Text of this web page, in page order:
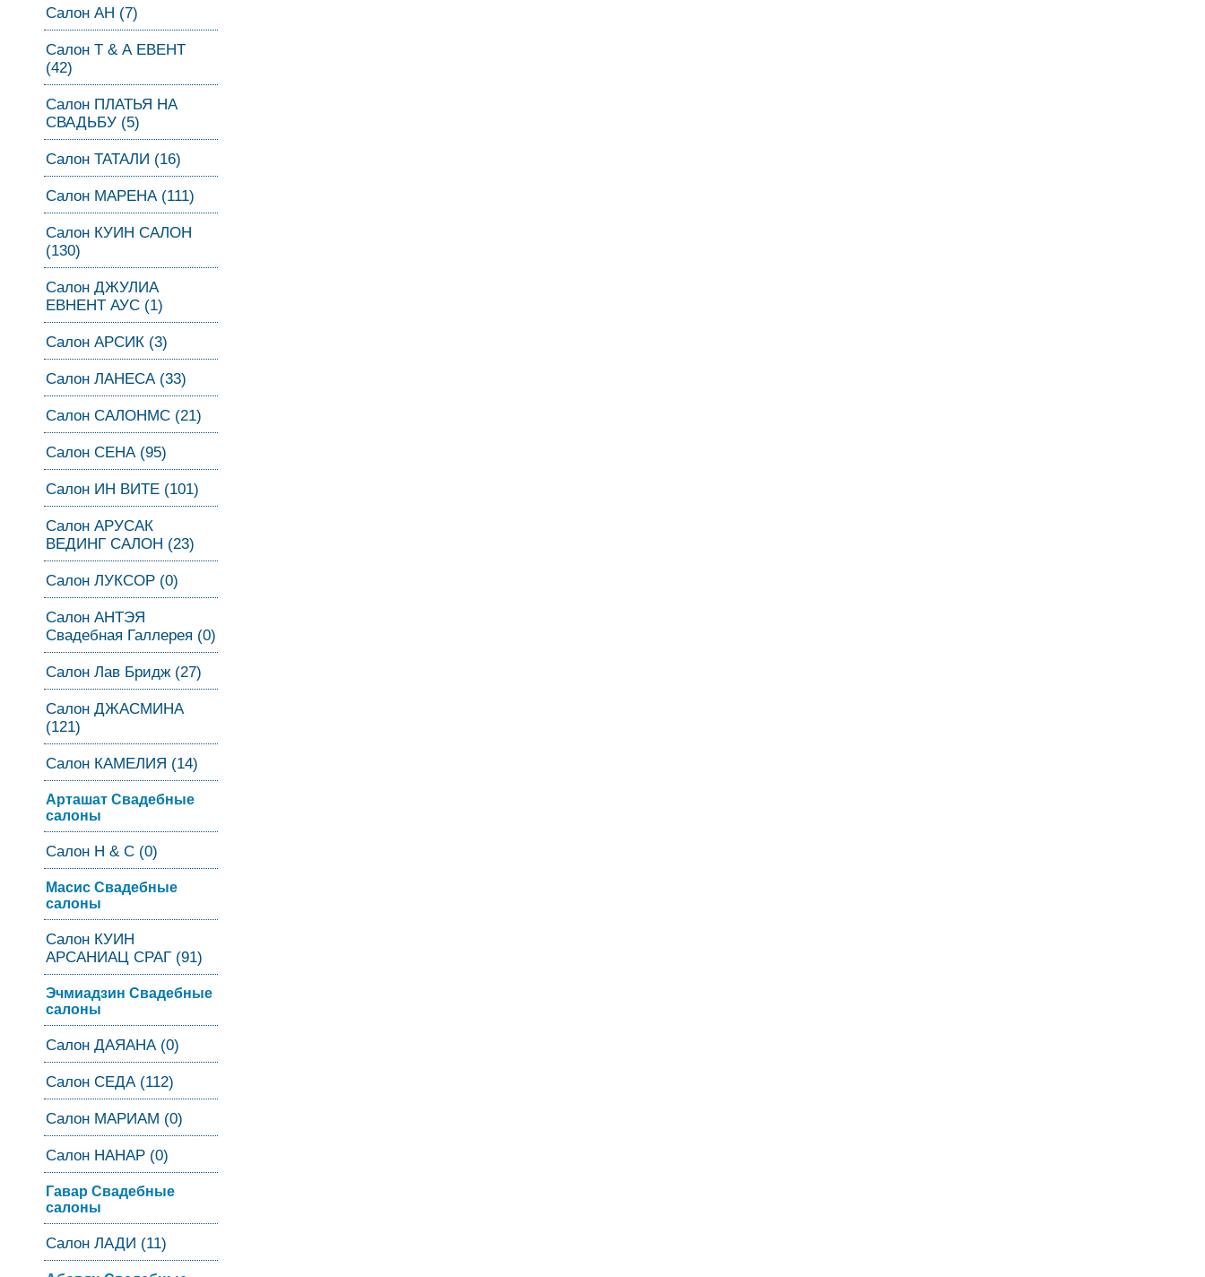
Салон АН (7)
Салон Т & А ЕВЕНТ
(42)
Салон ПЛАТЬЯ НА
СВАДЬБУ (5)
Салон ТАТАЛИ (16)
Салон МАРЕНА (111)
Салон КУИН САЛОН
(130)
Салон ДЖУЛИА
ЕВНЕНТ АУС (1)
Салон АРСИК (3)
Салон ЛАНЕСА (33)
Салон САЛОНМС (21)
Салон СЕНА (95)
Салон ИН ВИТЕ (101)
Салон АРУСАК
ВЕДИНГ САЛОН (23)
Салон ЛУКСОР (0)
Салон АНТЭЯ
Свадебная Галлерея (0)
Салон Лав Бридж (27)
Салон ДЖАСМИНА
(121)
Салон КАМЕЛИЯ (14)
Арташат Свадебные
салоны
Салон Н & С (0)
Масис Свадебные
салоны
Салон КУИН
АРСАНИАЦ СРАГ (91)
Эчмиадзин Свадебные
салоны
Салон ДАЯАНА (0)
Салон СЕДА (112)
Салон МАРИАМ (0)
Салон НАНАР (0)
Гавар Свадебные
салоны
Салон ЛАДИ (11)